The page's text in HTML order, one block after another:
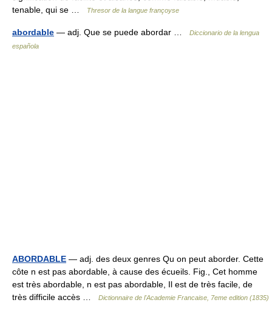
tenable, qui se …
Thresor de la langue françoyse
abordable — adj. Que se puede abordar …
Diccionario de la lengua
española
ABORDABLE — adj. des deux genres Qu on peut aborder. Cette
côte n est pas abordable, à cause des écueils. Fig., Cet homme
est très abordable, n est pas abordable, Il est de très facile, de
très difficile accès …
Dictionnaire de l'Academie Francaise, 7eme edition (1835)